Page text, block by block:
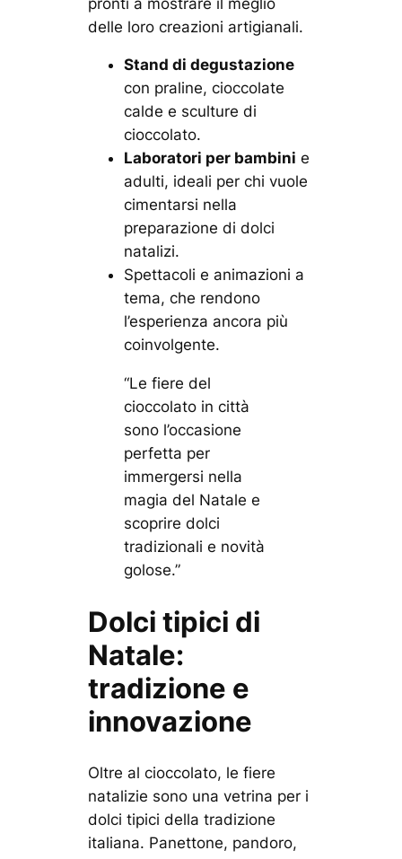
delle loro creazioni artigianali.
Stand di degustazione
con praline, cioccolate
calde e sculture di
cioccolato.
Laboratori per bambini e
adulti, ideali per chi vuole
cimentarsi nella
preparazione di dolci
natalizi.
Spettacoli e animazioni a
tema, che rendono
l’esperienza ancora più
coinvolgente.
“Le fiere del
cioccolato in città
sono l’occasione
perfetta per
immergersi nella
magia del Natale e
scoprire dolci
tradizionali e novità
golose.”
Dolci tipici di
Natale:
tradizione e
innovazione
Oltre al cioccolato, le fiere
natalizie sono una vetrina per i
dolci tipici della tradizione
italiana. Panettone, pandoro,